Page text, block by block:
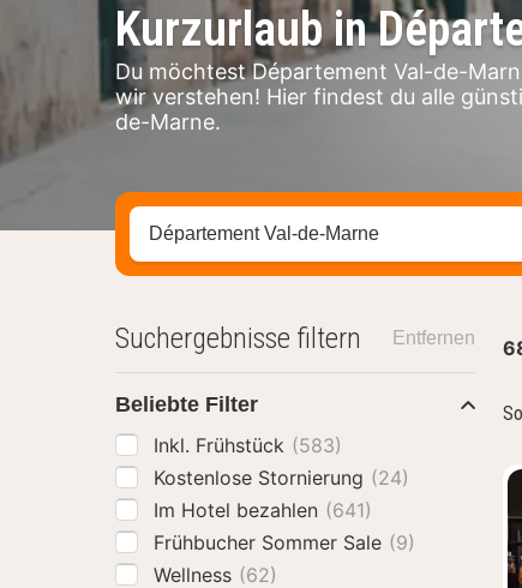
Kurzurlaub in
Du möchtest Département Val-de-
wir verstehen! Hier findest du alle
de-Marne.
Stadt, Region oder Hotel suchen
Suchergebnisse filtern Entfernen
Beliebte Filter
Inkl. Frühstück (583)
Kostenlose Stornierung (24)
Im Hotel bezahlen (641)
Frühbucher Sommer Sale (9)
Wellness (62)